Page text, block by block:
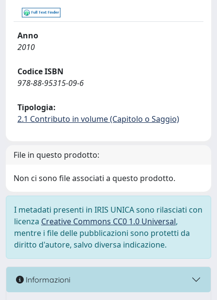
Anno
2010
Codice ISBN
978-88-95315-09-6
Tipologia:
2.1 Contributo in volume (Capitolo o Saggio)
File in questo prodotto:
Non ci sono file associati a questo prodotto.
I metadati presenti in IRIS UNICA sono rilasciati con
licenza Creative Commons CC0 1.0 Universal,
mentre i file delle pubblicazioni sono protetti da
diritto d'autore, salvo diversa indicazione.
Informazioni